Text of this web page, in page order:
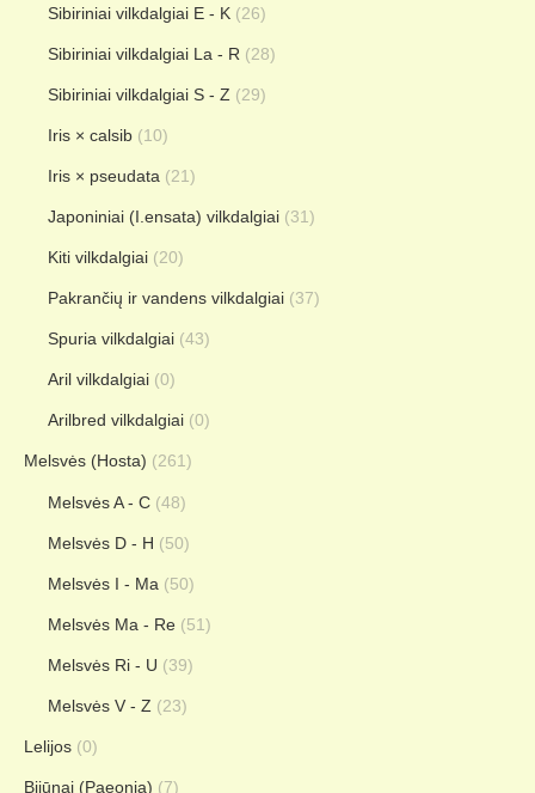
Sibiriniai vilkdalgiai E - K (26)
Sibiriniai vilkdalgiai La - R (28)
Sibiriniai vilkdalgiai S - Z (29)
Iris × calsib (10)
Iris × pseudata (21)
Japoniniai (I.ensata) vilkdalgiai (31)
Kiti vilkdalgiai (20)
Pakrančių ir vandens vilkdalgiai (37)
Spuria vilkdalgiai (43)
Aril vilkdalgiai (0)
Arilbred vilkdalgiai (0)
Melsvės (Hosta) (261)
Melsvės A - C (48)
Melsvės D - H (50)
Melsvės I - Ma (50)
Melsvės Ma - Re (51)
Melsvės Ri - U (39)
Melsvės V - Z (23)
Lelijos (0)
Bijūnai (Paeonia) (7)